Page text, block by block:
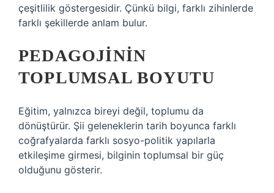
çeşitlilik göstergesidir. Çünkü bilgi, farklı zihinlerde
farklı şekillerde anlam bulur.
PEDAGOJININ
TOPLUMSAL BOYUTU
Eğitim, yalnızca bireyi değil, toplumu da
dönüştürür. Şii geleneklerin tarih boyunca farklı
coğrafyalarda farklı sosyo-politik yapılarla
etkileşime girmesi, bilginin toplumsal bir güç
olduğunu gösterir.